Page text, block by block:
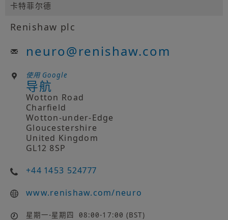
卡特菲尔德
Renishaw plc
neuro@renishaw.com
使用 Google
导航
Wotton Road
Charfield
Wotton-under-Edge
Gloucestershire
United Kingdom
GL12 8SP
+44 1453 524777
www.renishaw.com/neuro
星期一-星期四
08:00-17:00 (BST)